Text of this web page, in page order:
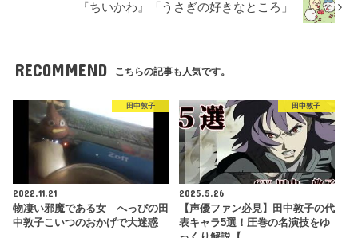
『ちいかわ』「うさぎの好きなところ」
RECOMMEND こちらの記事も人気です。
田中敦子
2022.11.21
物凄い邪魔である女 へっぴの田
中敦子こいつのおかげで大迷惑
田中敦子
2025.5.26
【声優ファン必見】田中敦子の代
表キャラ5選！圧巻の名演技をゆ